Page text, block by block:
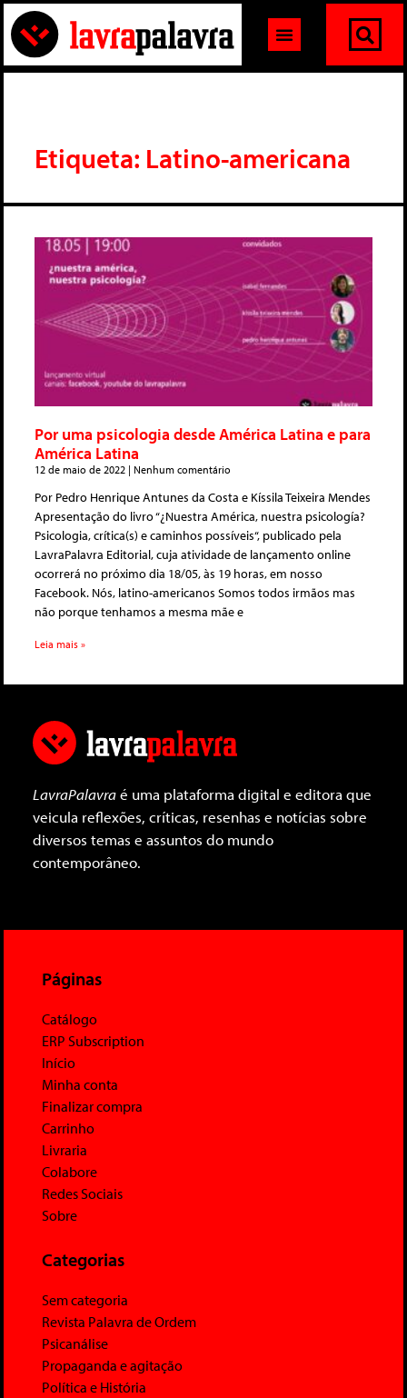
Etiqueta: Latino-americana
Por uma psicologia desde América Latina e para
América Latina
12 de maio de 2022 Nenhum comentário
Por Pedro Henrique Antunes da Costa e Kíssila Teixeira Mendes
Apresentação do livro “¿Nuestra América, nuestra psicología?
Psicologia, crítica(s) e caminhos possíveis“, publicado pela
LavraPalavra Editorial, cuja atividade de lançamento online
ocorrerá no próximo dia 18/05, às 19 horas, em nosso
Facebook. Nós, latino-americanos Somos todos irmãos mas
não porque tenhamos a mesma mãe e
Leia mais »
LavraPalavraé uma plataforma digital e editora que
veicula reflexões, críticas, resenhas e notícias sobre
diversos temas e assuntos do mundo
contemporâneo.
Páginas
Catálogo
ERP Subscription
Início
Minha conta
Finalizar compra
Carrinho
Livraria
Colabore
Redes Sociais
Sobre
Categorias
Sem categoria
Revista Palavra de Ordem
Psicanálise
Propaganda e agitação
Política e História